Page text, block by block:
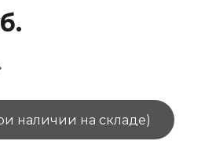
наличии на складе)